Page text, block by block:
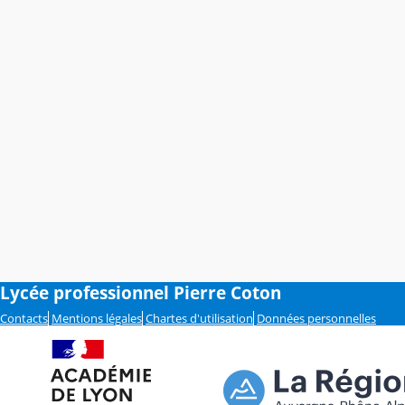
Lycée professionnel Pierre Coton
Contacts Mentions légales Chartes d'utilisation Données personnelles